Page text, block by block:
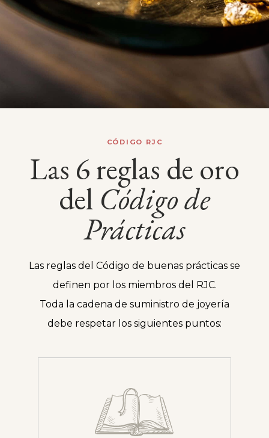
CÓDIGO RJC
Las 6 reglas de oro
del Códigode
Prácticas
Las reglas del Código de buenas prácticas se
definen por los miembros del RJC.
Toda la cadena de suministro de joyería
debe respetar los siguientes puntos: